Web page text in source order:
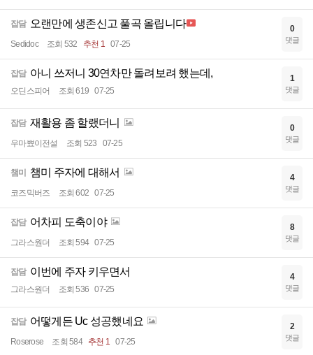
잡담 오랜만에 생존신고 풀곡 올립니다
Sedidoc 조회 532 추천 1 07-25
0
댓글
잡담 아니 쓰저니 30연차만 돌려보려 했는데,
오딘스피어 조회 619 07-25
1
댓글
잡담 재활용 좀 할랬더니
우마뾰이전설 조회 523 07-25
0
댓글
챔미 챔미 주자에 대해서
코즈믹버즈 조회 602 07-25
4
댓글
잡담 어차피 도축이야
그라스원더 조회 594 07-25
8
댓글
잡담 이번에 주자 키우면서
그라스원더 조회 536 07-25
4
댓글
잡담 어떻게든 Uc 성공했네요
Roserose 조회 584 추천 1 07-25
2
댓글